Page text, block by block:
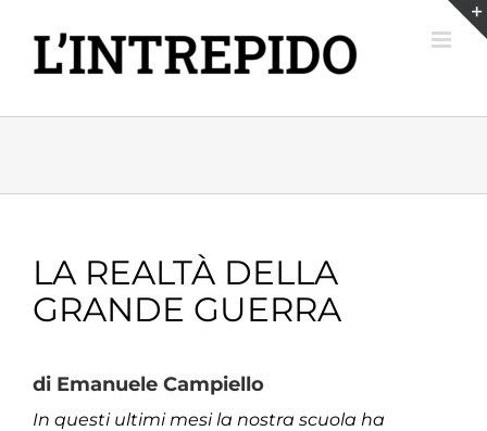
contenuto
LA REALTÀ DELLA
GRANDE GUERRA
di Emanuele Campiello
In questi ultimi mesi la nostra scuola ha